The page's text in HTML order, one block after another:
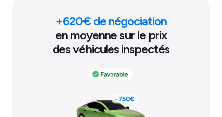
+620€ de négociation
en moyenne sur le prix
des véhicules inspectés